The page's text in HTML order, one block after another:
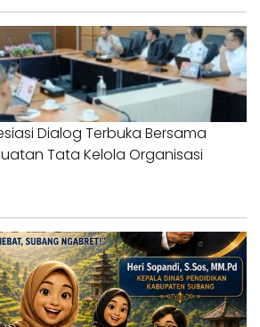
Dialog Terbuka Bersama
Tata Kelola Organisasi